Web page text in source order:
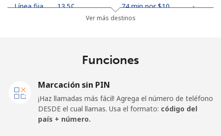
Línea fija ⁦13.5¢⁩ 74 min por ⁦$10⁩ -
Línea fija ⁦62.5¢⁩
⁦61.9¢⁩ 16 min por ⁦$10⁩ ⁦7¢⁩
Ver más destinos
Funciones
Marcación sin PIN
¡Haz llamadas más fácil! Agrega el número de teléfono
DESDE el cual llamas. Usa el formato: código del
país + número.